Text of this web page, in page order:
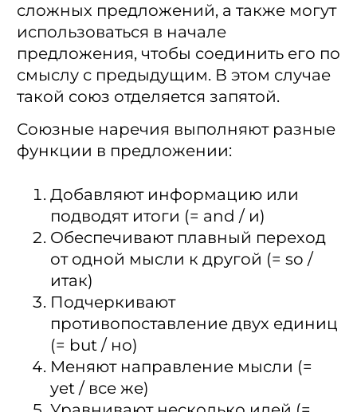
сложных предложений, а также могут
использоваться в начале
предложения, чтобы соединить его по
смыслу с предыдущим. В этом случае
такой союз отделяется запятой.
Союзные наречия выполняют разные
функции в предложении:
Добавляют информацию или
подводят итоги (= and / и)
Обеспечивают плавный переход
от одной мысли к другой (= so /
итак)
Подчеркивают
противопоставление двух единиц
(= but / но)
Меняют направление мысли (=
yet / все же)